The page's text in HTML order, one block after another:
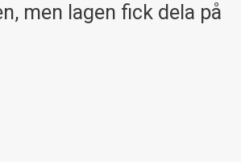
men lagen fick dela på